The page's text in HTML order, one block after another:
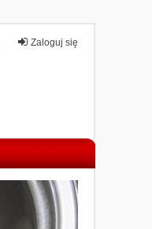
Zaloguj się